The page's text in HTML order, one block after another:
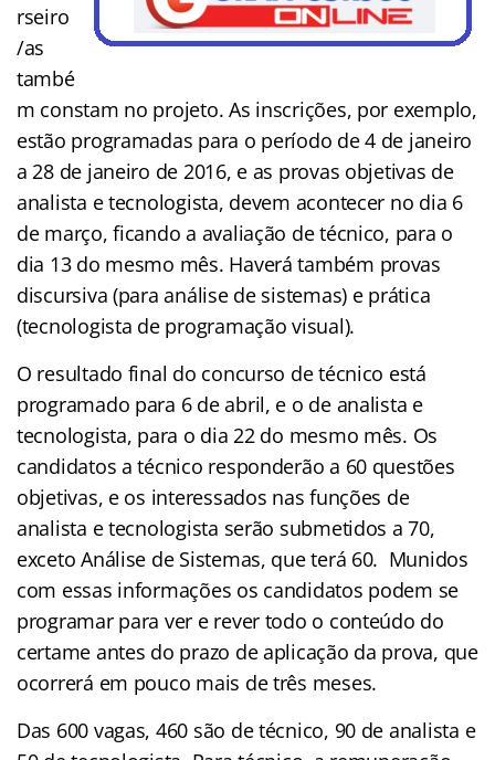
rseiro
/as
també
m constam no projeto. As inscrições, por exemplo,
estão programadas para o período de 4 de janeiro
a 28 de janeiro de 2016, e as provas objetivas de
analista e tecnologista, devem acontecer no dia 6
de março, ficando a avaliação de técnico, para o
dia 13 do mesmo mês. Haverá também provas
discursiva (para análise de sistemas) e prática
(tecnologista de programação visual).
O resultado final do concurso de técnico está
programado para 6 de abril, e o de analista e
tecnologista, para o dia 22 do mesmo mês. Os
candidatos a técnico responderão a 60 questões
objetivas, e os interessados nas funções de
analista e tecnologista serão submetidos a 70,
exceto Análise de Sistemas, que terá 60. Munidos
com essas informações os candidatos podem se
programar para ver e rever todo o conteúdo do
certame antes do prazo de aplicação da prova, que
ocorrerá em pouco mais de três meses.
Das 600 vagas, 460 são de técnico, 90 de analista e